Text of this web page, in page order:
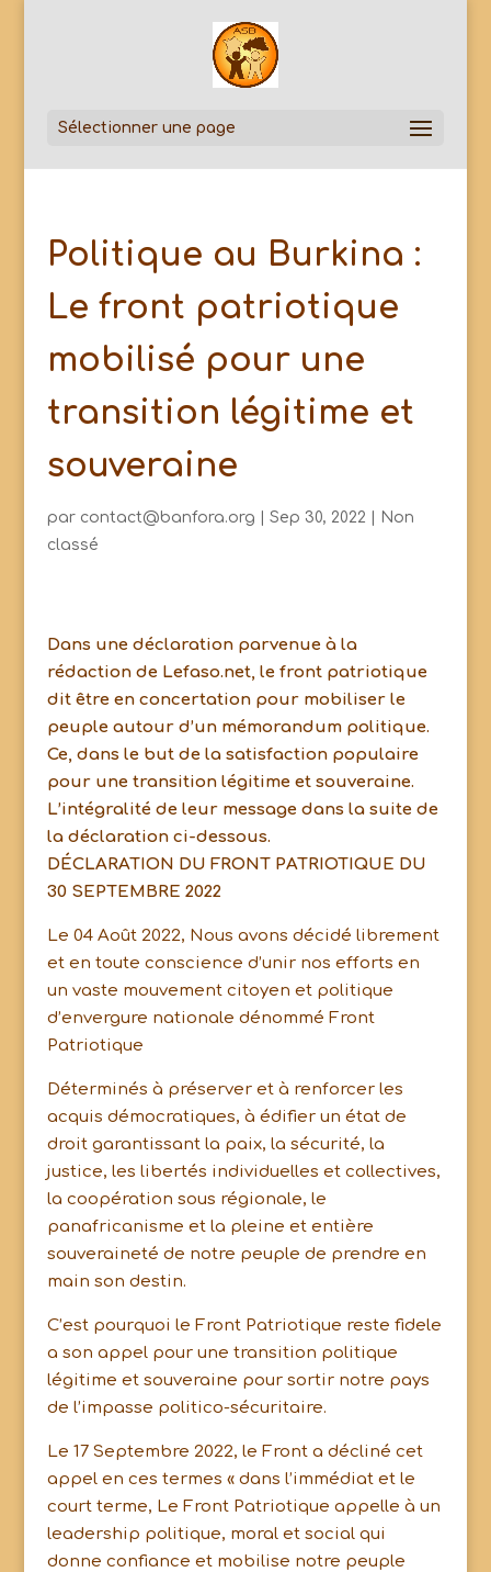
Sélectionner une page
Politique au Burkina :
Le front patriotique
mobilisé pour une
transition légitime et
souveraine
par contact@banfora.org Sep 30, 2022
Non
classé
Dans une déclaration parvenue à la
rédaction de Lefaso.net, le front patriotique
dit être en concertation pour mobiliser le
peuple autour d’un mémorandum politique.
Ce, dans le but de la satisfaction populaire
pour une transition légitime et souveraine.
L’intégralité de leur message dans la suite de
la déclaration ci-dessous.
DÉCLARATION DU FRONT PATRIOTIQUE DU
30 SEPTEMBRE 2022
Le 04 Août 2022, Nous avons décidé librement
et en toute conscience d’unir nos efforts en
un vaste mouvement citoyen et politique
d’envergure nationale dénommé Front
Patriotique
Déterminés à préserver et à renforcer les
acquis démocratiques, à édifier un état de
droit garantissant la paix, la sécurité, la
justice, les libertés individuelles et collectives,
la coopération sous régionale, le
panafricanisme et la pleine et entière
souveraineté de notre peuple de prendre en
main son destin.
C’est pourquoi le Front Patriotique reste fidele
a son appel pour une transition politique
légitime et souveraine pour sortir notre pays
de l’impasse politico-sécuritaire.
Le 17 Septembre 2022, le Front a décliné cet
appel en ces termes « dans l’immédiat et le
court terme, Le Front Patriotique appelle à un
leadership politique, moral et social qui
donne confiance et mobilise notre peuple